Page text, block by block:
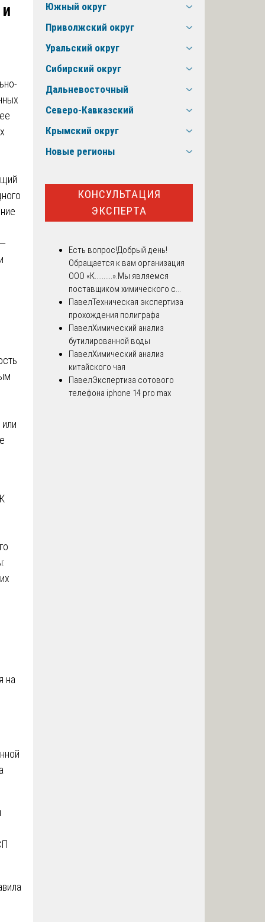
на
Южный округ
Приволжский округ
Уральский округ
Сибирский округ
Дальневосточный
Северо-Кавказский
Крымский округ
Новые регионы
КОНСУЛЬТАЦИЯ
ЭКСПЕРТА
Есть вопрос!Добрый день!
Обращается к вам организация
ООО «К..........».Мы являемся
поставщиком химического с...
ПавелТехническая экспертиза
прохождения полиграфа
ПавелХимический анализ
бутилированной воды
ПавелХимический анализ
китайского чая
ПавелЭкспертиза сотового
телефона iphone 14 pro max